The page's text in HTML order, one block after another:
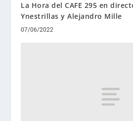
La Hora del CAFE 295 en
Ynestrillas y Alejandro Mille
07/06/2022